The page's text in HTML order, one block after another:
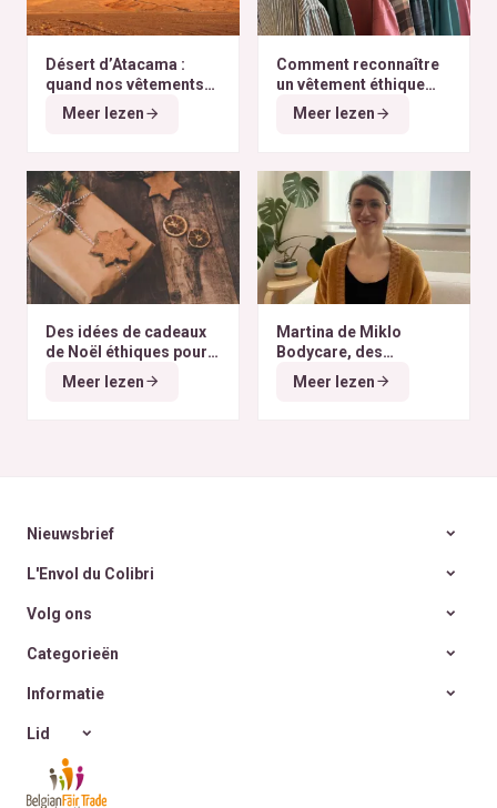
Désert d’Atacama :
quand nos vêtements
finissent à l’autre bout
du monde
Meer lezen
Comment reconnaître
un vêtement éthique
selon nos critères ?
Meer lezen
Des idées de cadeaux
de Noël éthiques pour
tous les budgets
Meer lezen
Martina de Miklo
Bodycare, des
déodorants naturels et
zéro déchet
A la
Meer lezen
Nieuwsbrief
L'Envol du Colibri
Volg ons
Categorieën
Informatie
Lid